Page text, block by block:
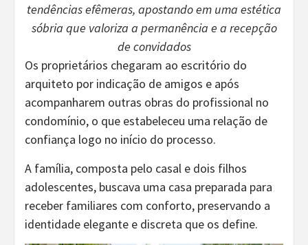
tendências efêmeras, apostando em uma estética
sóbria que valoriza a permanência e a recepção
de convidados
Os proprietários chegaram ao escritório do
arquiteto por indicação de amigos e após
acompanharem outras obras do profissional no
condomínio, o que estabeleceu uma relação de
confiança logo no início do processo.
A família, composta pelo casal e dois filhos
adolescentes, buscava uma casa preparada para
receber familiares com conforto, preservando a
identidade elegante e discreta que os define.